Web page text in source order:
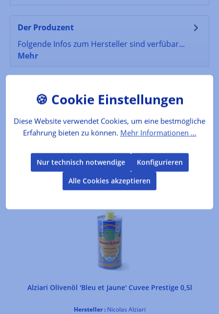
Der Produzent
Folgende Infos zum Hersteller sind verfübar...
Mehr
Zutaten: Oliven, Wasser, Salz, Thymian, Lorbeer
Füllmenge: 300gAbtropfgewicht: 220gMehr
Bewertungen
Produktgalerie überspringen
Kunden kauften auch
Alziari Olivenöl 'Bleu et Jaune' Cuvee Prestige 0,5l
Hersteller :Nicolas Alziari
Diese Website verwendet Cookies, um eine bestmögliche
Erfahrung bieten zu können. Mehr Informationen ...
Nur technisch notwendige
Konfigurieren
Alle Cookies akzeptieren